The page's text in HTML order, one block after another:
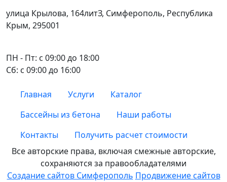
улица Крылова, 164литЗ, Симферополь, Республика
Крым, 295001
ПН - Пт: с 09:00 до 18:00
Сб: с 09:00 до 16:00
Главная Услуги
Каталог
Бассейны из бетона
Наши работы
Контакты
Получить расчет стоимости
Все авторские права, включая смежные авторские,
сохраняются за правообладателями
Создание сайтов Симферополь Продвижение сайтов